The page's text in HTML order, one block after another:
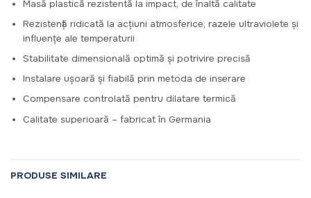
Masă plastică rezistentă la impact, de înaltă calitate
Rezistență ridicată la acțiuni atmosferice, razele ultraviolete și
influențe ale temperaturii
Stabilitate dimensională optimă și potrivire precisă
Instalare ușoară și fiabilă prin metoda de inserare
Compensare controlată pentru dilatare termică
Calitate superioară – fabricat în Germania
PRODUSE SIMILARE